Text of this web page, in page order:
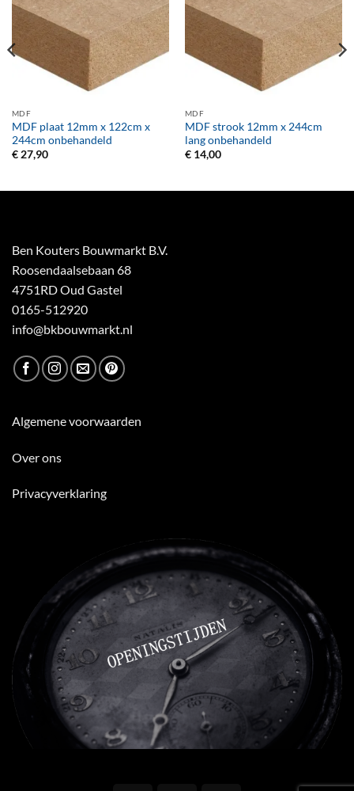
MDF
MDF plaat 12mm x 122cm x
244cm onbehandeld
€27,90
MDF
MDF strook 12mm x 244cm
lang onbehandeld
€14,00
Ben Kouters Bouwmarkt B.V.
Roosendaalsebaan 68
4751RD Oud Gastel
0165-512920
info@bkbouwmarkt.nl
Algemene voorwaarden
Over ons
Privacyverklaring